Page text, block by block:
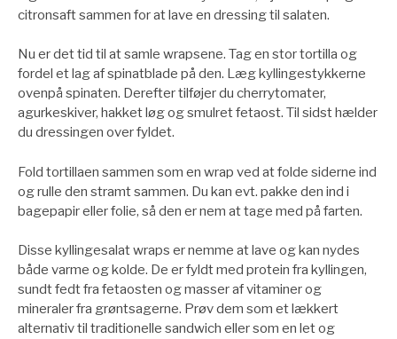
citronsaft sammen for at lave en dressing til salaten.
Nu er det tid til at samle wrapsene. Tag en stor tortilla og
fordel et lag af spinatblade på den. Læg kyllingestykkerne
ovenpå spinaten. Derefter tilføjer du cherrytomater,
agurkeskiver, hakket løg og smulret fetaost. Til sidst hælder
du dressingen over fyldet.
Fold tortillaen sammen som en wrap ved at folde siderne ind
og rulle den stramt sammen. Du kan evt. pakke den ind i
bagepapir eller folie, så den er nem at tage med på farten.
Disse kyllingesalat wraps er nemme at lave og kan nydes
både varme og kolde. De er fyldt med protein fra kyllingen,
sundt fedt fra fetaosten og masser af vitaminer og
mineraler fra grøntsagerne. Prøv dem som et lækkert
alternativ til traditionelle sandwich eller som en let og